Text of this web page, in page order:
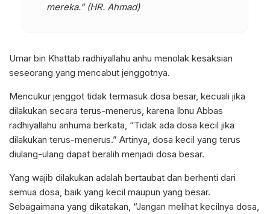
mereka.” (HR. Ahmad)
Umar bin Khattab radhiyallahu anhu menolak kesaksian
seseorang yang mencabut jenggotnya.
Mencukur jenggot tidak termasuk dosa besar, kecuali jika
dilakukan secara terus-menerus, karena Ibnu Abbas
radhiyallahu anhuma berkata, “Tidak ada dosa kecil jika
dilakukan terus-menerus.” Artinya, dosa kecil yang terus
diulang-ulang dapat beralih menjadi dosa besar.
Yang wajib dilakukan adalah bertaubat dan berhenti dari
semua dosa, baik yang kecil maupun yang besar.
Sebagaimana yang dikatakan, “Jangan melihat kecilnya dosa,